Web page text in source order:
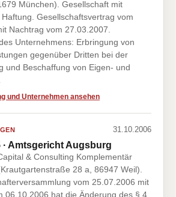
München). Gesellschaft mit
Gesellschaftsvertrag vom
Nachtrag vom 27.03.2007.
Unternehmens: Erbringung von
gegenüber Dritten bei der
und Beschaffung von Eigen- und
und Unternehmen ansehen
31.10.2006
· Amtsgericht Augsburg
& Consulting Komplementär
28 a, 86947 Weil).
vom 25.07.2006 mit
06.10.2006 hat die Änderung des § 4